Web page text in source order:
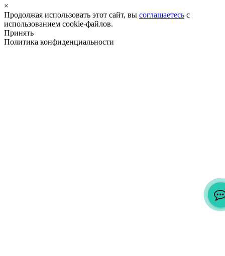
×
Продолжая использовать этот сайт, вы соглашаетесь с
использованием cookie-файлов.
Принять
Политика конфиденциальности